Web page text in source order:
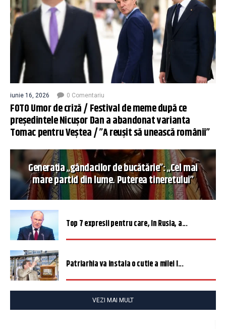
iunie 16, 2026 0 Comentariu
FOTO Umor de criză / Festival de meme după ce
președintele Nicușor Dan a abandonat varianta
Tomac pentru Veștea / ”A reușit să unească românii”
Generația „gândacilor de bucătărie”: „Cel mai
mare partid din lume. Puterea tineretului”
Top 7 expresii pentru care, în Rusia, a...
Patriarhia va instala o cutie a milei î...
VEZI MAI MULT